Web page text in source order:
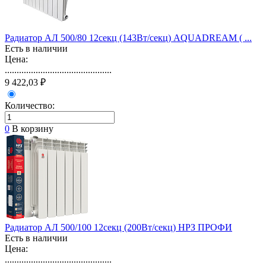
Радиатор АЛ 500/80 12секц (143Вт/секц) AQUADREAM ( ...
Есть в наличии
Цена:
.............................................
9 422,03 ₽
Количество:
0 В корзину
Радиатор АЛ 500/100 12секц (200Вт/секц) НРЗ ПРОФИ
Есть в наличии
Цена:
.............................................